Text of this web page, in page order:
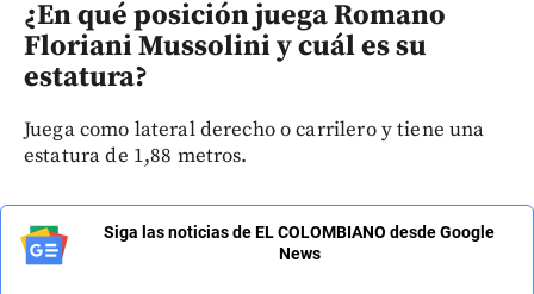
¿En qué posición juega Romano
Floriani Mussolini y cuál es su
estatura?
Juega como lateral derecho o carrilero y tiene una
estatura de 1,88 metros.
Siga las noticias de EL COLOMBIANO desde Google
News